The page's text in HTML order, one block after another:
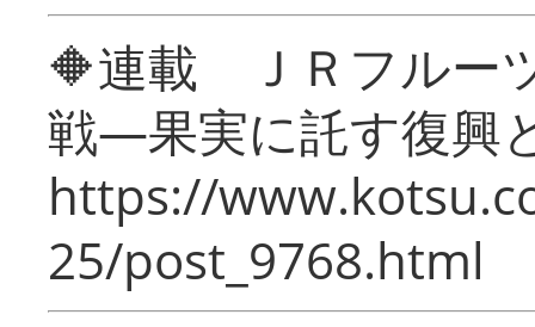
🔶連載 ＪＲフルー
戦―果実に託す復興
https://
25/post_9768.html